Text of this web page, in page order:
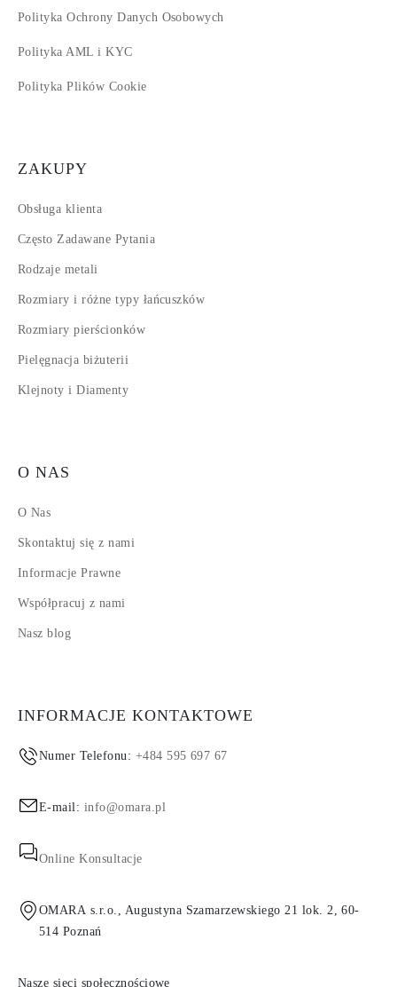
Polityka Ochrony Danych Osobowych
Polityka AML i KYC
Polityka Plików Cookie
ZAKUPY
Obsługa klienta
Często Zadawane Pytania
Rodzaje metali
Rozmiary i różne typy łańcuszków
Rozmiary pierścionków
Pielęgnacja biżuterii
Klejnoty i Diamenty
O NAS
O Nas
Skontaktuj się z nami
Informacje Prawne
Współpracuj z nami
Nasz blog
INFORMACJE KONTAKTOWE
Numer Telefonu: +484 595 697 67
E-mail: info@omara.pl
Online Konsultacje
OMARA s.r.o., Augustyna Szamarzewskiego 21 lok. 2, 60-
514 Poznań
Nasze sieci społecznościowe